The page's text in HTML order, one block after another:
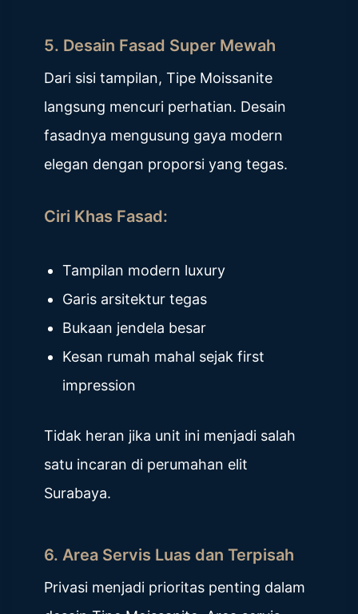
5. Desain Fasad Super Mewah
Dari sisi tampilan, Tipe Moissanite
langsung mencuri perhatian. Desain
fasadnya mengusung gaya modern
elegan dengan proporsi yang tegas.
Ciri Khas Fasad:
Tampilan modern luxury
Garis arsitektur tegas
Bukaan jendela besar
Kesan rumah mahal sejak first
impression
Tidak heran jika unit ini menjadi salah
satu incaran di perumahan elit
Surabaya.
6. Area Servis Luas dan Terpisah
Privasi menjadi prioritas penting dalam